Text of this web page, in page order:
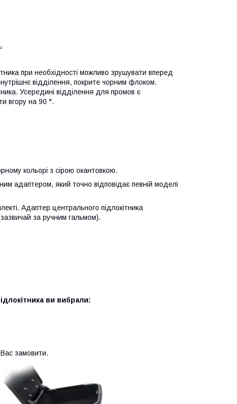
при необхідності можливо зрушувати вперед
відділення, покрите чорним флоком.
Усередині відділення для промов є
вгору на 90 °.
кольорі з сірою окантовкою.
адаптером, який точно відповідає певній моделі
Адаптер центрального підлокітника
за ручним гальмом).
ви вибрали:
замовити.